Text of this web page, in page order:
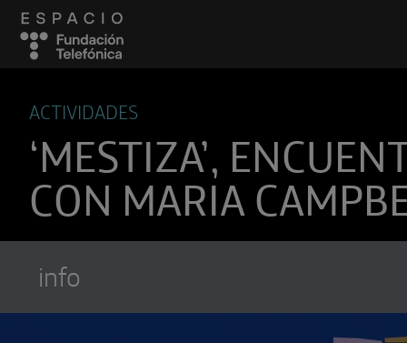
ACTIVIDADES
‘MESTIZA’,
CON MARIA
info
Suscríbete aEncuentros Fundación